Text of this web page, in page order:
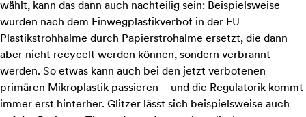
wählt, kann das dann auch nachteilig sein: Beispielsweise
wurden nach dem Einwegplastikverbot in der EU
Plastikstrohhalme durch Papierstrohalme ersetzt, die dann
aber nicht recycelt werden können, sondern verbrannt
werden. So etwas kann auch bei den jetzt verbotenen
primären Mikroplastik passieren – und die Regulatorik kommt
immer erst hinterher. Glitzer lässt sich beispielsweise auch